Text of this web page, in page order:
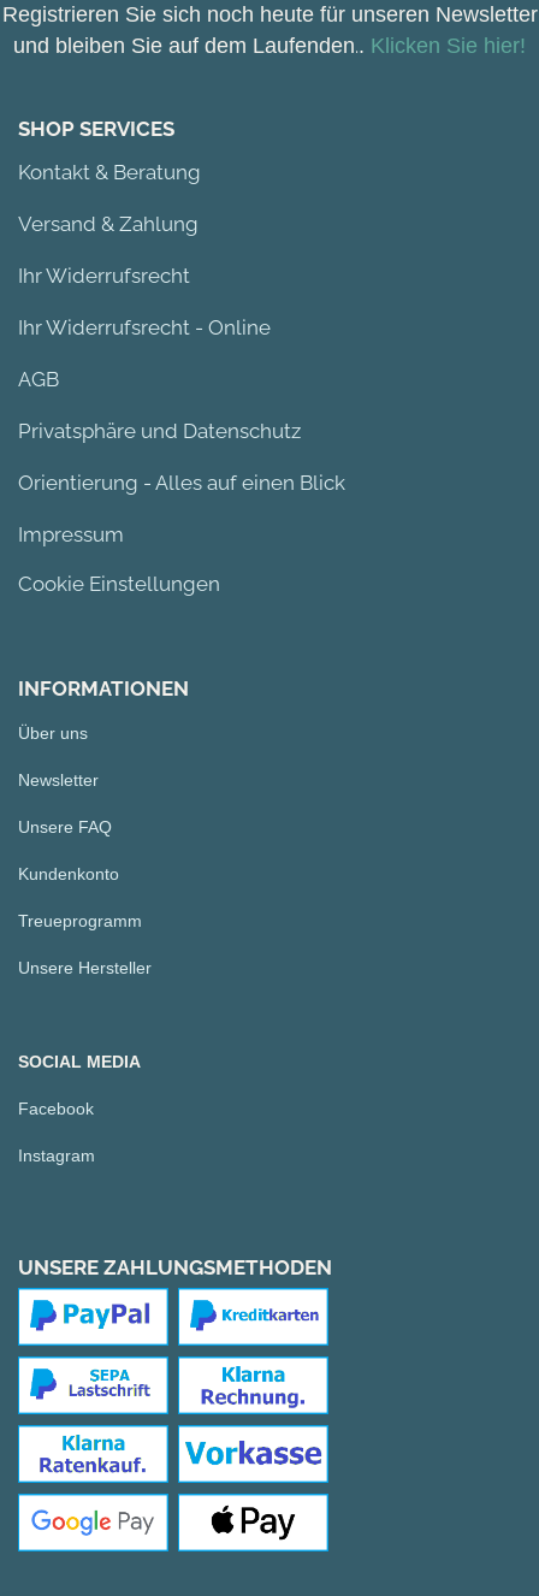
Registrieren Sie sich noch heute für unseren Newsletter
und bleiben Sie auf dem Laufenden.. Klicken Sie hier!
SHOP SERVICES
Kontakt & Beratung
Versand & Zahlung
Ihr Widerrufsrecht
Ihr Widerrufsrecht - Online
AGB
Privatsphäre und Datenschutz
Orientierung - Alles auf einen Blick
Impressum
Cookie Einstellungen
INFORMATIONEN
Über uns
Newsletter
Unsere FAQ
Kundenkonto
Treueprogramm
Unsere Hersteller
SOCIAL MEDIA
Facebook
Instagram
UNSERE ZAHLUNGSMETHODEN